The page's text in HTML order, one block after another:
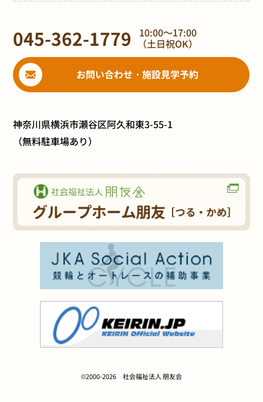
045-362-1779 10:00～17:00
（土日祝OK）
お問い合わせ・施設見学予約
神奈川県横浜市瀬谷区阿久和東3-55-1
（無料駐車場あり）
©2000-2026 社会福祉法人 朋友会